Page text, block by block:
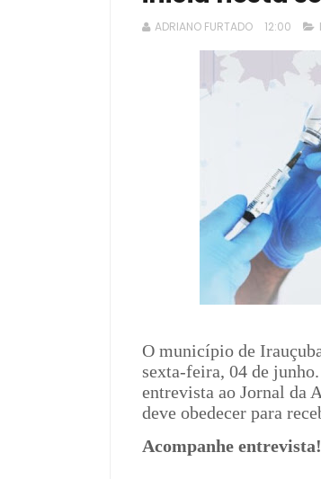
ADRIANO FURTADO 12:00
O município de
sexta-feira, 04 de
entrevista ao Jornal da
deve obedecer para
Acompanhe entrevista!